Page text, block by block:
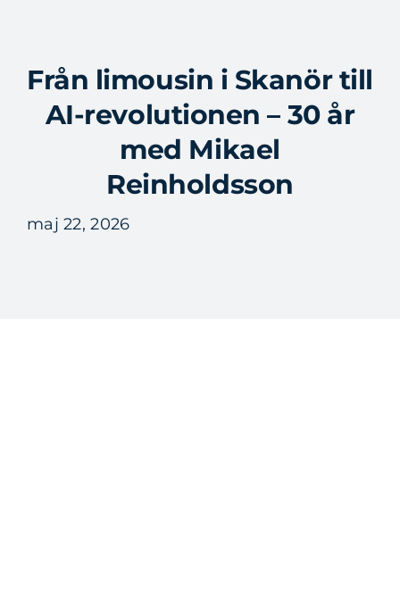
innehållet
Från limousin i Skanör till
AI-revolutionen – 30 år
med Mikael
Reinholdsson
maj 22, 2026